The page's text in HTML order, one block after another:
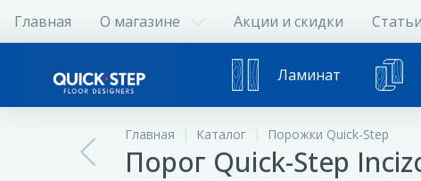
Главная О магазине Акции и скидки
Ламинат
Главная Каталог Порожки Quick-Step
Порог Quick-Step